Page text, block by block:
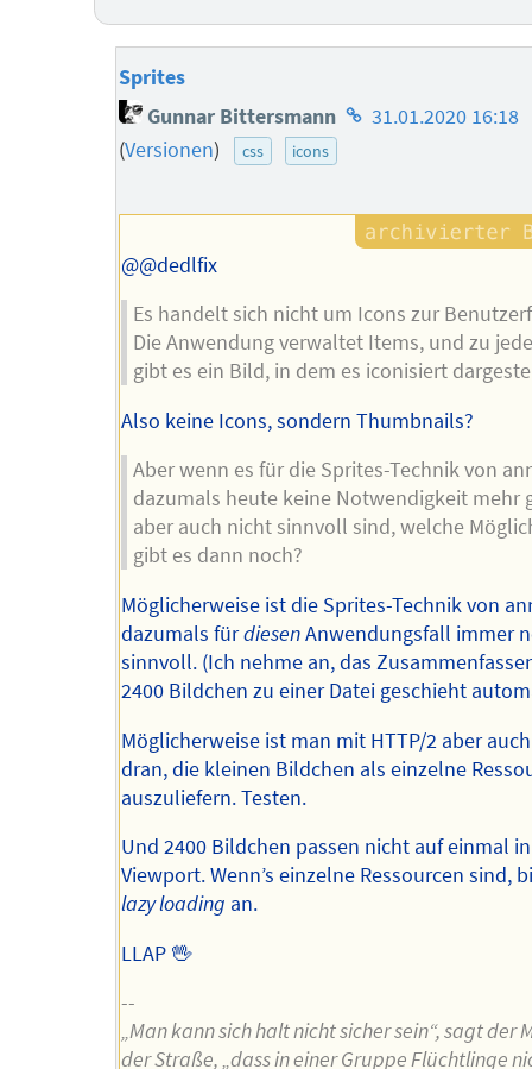
Sprites
Gunnar Bittersmann Homepage
31.01.2020 16:18
(Versionen) css icons
@@dedlfix
Es handelt sich nicht um Icons zur
Die Anwendung verwaltet Items, und zu
gibt es ein Bild, in dem es iconisiert
Also keine Icons, sondern Thumbnails?
Aber wenn es für die Sprites-Technik von
dazumals heute keine Notwendigkeit mehr
aber auch nicht sinnvoll sind, welche
gibt es dann noch?
Möglicherweise ist die Sprites-Technik von
dazumals fürdiesenAnwendungsfall immer
sinnvoll. (Ich nehme an, das
2400 Bildchen zu einer Datei geschieht
Möglicherweise ist man mit HTTP/2 aber
dran, die kleinen Bildchen als einzelne
auszuliefern. Testen.
Und 2400 Bildchen passen nicht auf einmal
Viewport. Wenn’s einzelne Ressourcen sind,
lazy loading an.
LLAP 🖖
--
„Man kann sich halt nicht sicher sein“, sagt der
der Straße, „dass in einer Gruppe Flüchtlinge